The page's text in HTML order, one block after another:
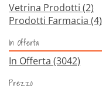
Vetrina Prodotti (2)
Prodotti Farmacia (4)
In Offerta
In Offerta (3042)
Prezzo